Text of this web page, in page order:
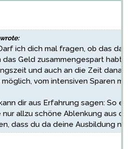
ich dich mal fragen, ob das
das Geld zusammengespart
und auch an die Zeit
vom intensiven Sparen
dir aus Erfahrung sagen: So
nur allzu schöne Ablenkung aus
dass du da deine Ausbildung